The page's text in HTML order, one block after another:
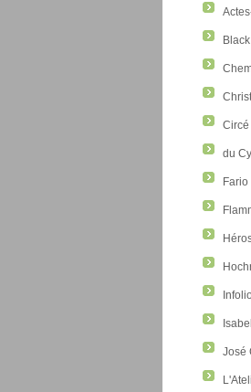
Circé
du
Fario
Infolio
José